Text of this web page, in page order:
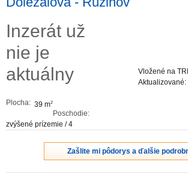
REKLAMA
PARTNERI
Inzerát už
nie je
aktuálny
Plocha: 39 m2
Poschodie:
zvýšené prízemie / 4
Vložené na
Aktualizované:
Zašlite mi pôdorys a ďalšie